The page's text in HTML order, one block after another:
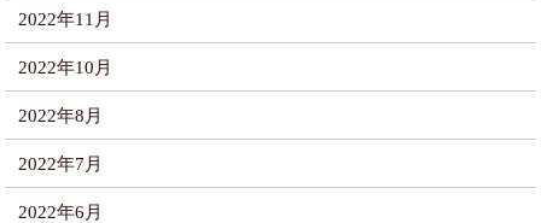
2022年11月
2022年10月
2022年8月
2022年7月
2022年6月